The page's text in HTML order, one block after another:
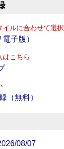
イルに合わせて選択
子版）
はこちら
（無料）
08/07